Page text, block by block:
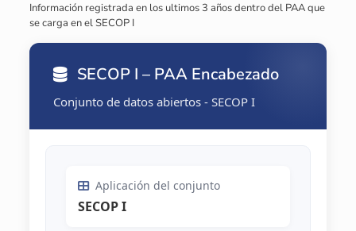
Información registrada en los ultimos 3 años dentro del PAA que
se carga en el SECOP I
SECOP I – PAA Encabezado
Conjunto de datos abiertos - SECOP I
Aplicación del conjunto
SECOP I